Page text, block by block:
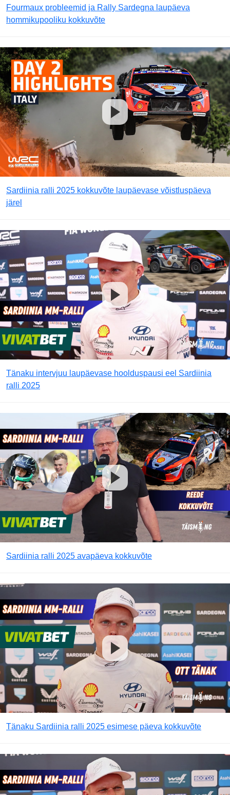
Fourmaux probleemid ja Rally Sardegna laupäeva
hommikupooliku kokkuvõte
Sardiinia ralli 2025 kokkuvõte laupäevase võistluspäeva
järel
Tänaku intervjuu laupäevase hoolduspausi eel Sardiinia
ralli 2025
Sardiinia ralli 2025 avapäeva kokkuvõte
Tänaku Sardiinia ralli 2025 esimese päeva kokkuvõte